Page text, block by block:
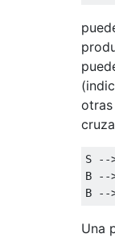
S --
B --
Una